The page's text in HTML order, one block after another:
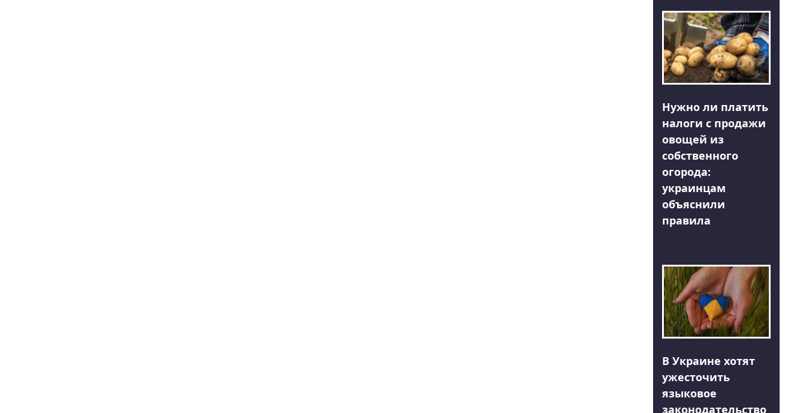
Нужно ли платить
налоги с продажи
овощей из
собственного
огорода:
украинцам
объяснили
правила
В Украине хотят
ужесточить
языковое
законодательство